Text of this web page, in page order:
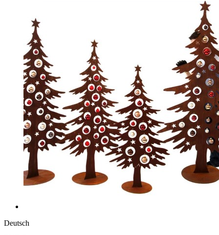
Deutsch